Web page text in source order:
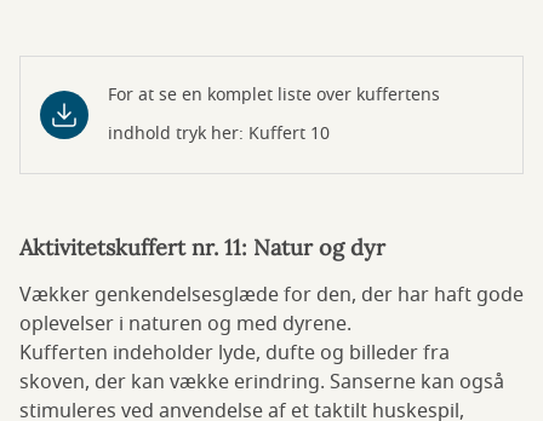
For at se en komplet liste over kuffertens
indhold tryk her: Kuffert 10
Aktivitetskuffert nr. 11: Natur og dyr
Vækker genkendelsesglæde for den, der har haft gode
oplevelser i naturen og med dyrene.
Kufferten indeholder lyde, dufte og billeder fra
skoven, der kan vække erindring. Sanserne kan også
stimuleres ved anvendelse af et taktilt huskespil,